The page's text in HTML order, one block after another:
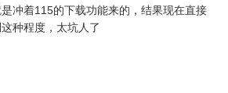
冲着115的下载功能来的，结果现在直接
种程度，太坑人了